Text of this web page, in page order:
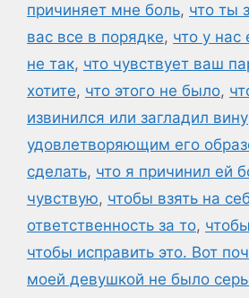
причиняет мне боль, что ты
вас все в порядке, что у нас
не так, что чувствует ваш
хотите, что этого не было,
извинился или загладил вину
удовлетворяющим его
сделать, что я причинил ей
чувствую, чтобы взять на
ответственность за то,
чтобы исправить это. Вот
моей девушкой не было